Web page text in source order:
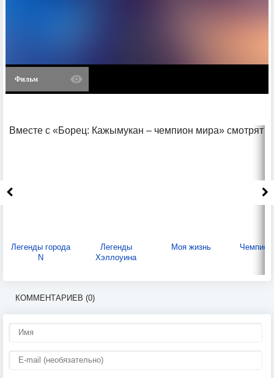
Фильм
Вместе с «Борец: Кажымукан – чемпион мира» смотрят
Легенды города
N
Легенды
Хэллоуина
Моя жизнь
КОММЕНТАРИЕВ (0)